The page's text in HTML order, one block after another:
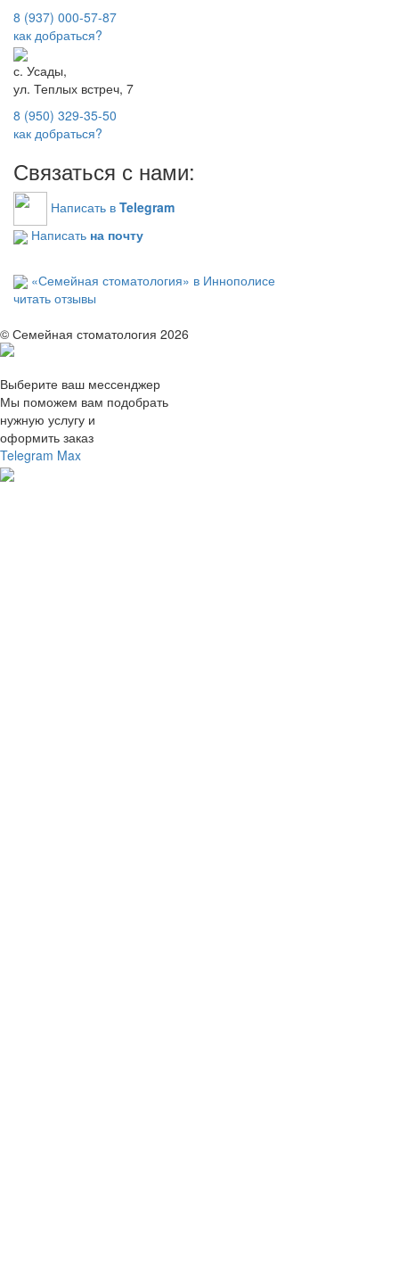
8 (937) 000-57-87
как добраться?
с. Усады,
ул. Теплых встреч, 7
8 (950) 329-35-50
как добраться?
Связаться с нами:
Написать в Telegram
Написать на почту
«Семейная стоматология» в Иннополисе
читать отзывы
© Семейная стоматология 2026
Выберите ваш мессенджер
Мы поможем вам подобрать
нужную услугу и
оформить заказ
Telegram Max